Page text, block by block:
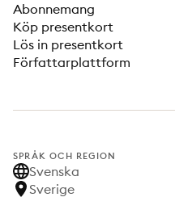
Abonnemang
Köp presentkort
Lös in presentkort
Författarplattform
SPRÅK OCH REGION
Svenska
Sverige